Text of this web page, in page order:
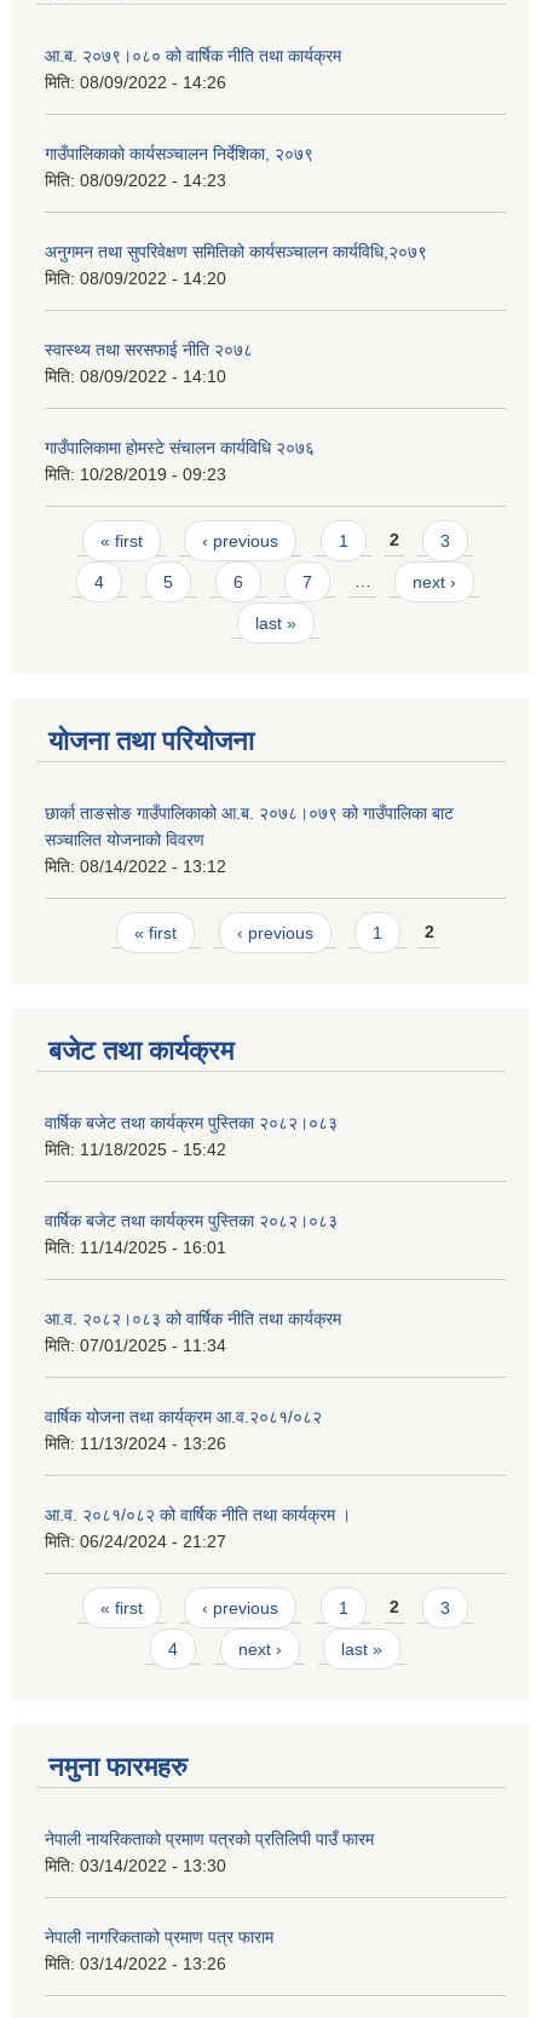
आ.ब. २०७९।०८० को वार्षिक नीति तथा कार्यक्रम
मिति: 08/09/2022 - 14:26
गाउँपालिकाको कार्यसञ्चालन निर्देशिका, २०७९
मिति: 08/09/2022 - 14:23
अनुगमन तथा सुपरिवेक्षण समितिको कार्यसञ्चालन कार्यविधि,२०७९
मिति: 08/09/2022 - 14:20
स्वास्थ्य तथा सरसफाई नीति २०७८
मिति: 08/09/2022 - 14:10
गाउँपालिकामा होमस्टे संचालन कार्यविधि २०७६
मिति: 10/28/2019 - 09:23
Pages
« first ‹ previous 1 2 3
4 5 6 7 … next ›
last »
योजना तथा परियोजना
छार्का ताङसोङ गाउँपालिकाको आ.ब. २०७८।०७९ को गाउँपालिका बाट
सञ्चालित योजनाको विवरण
मिति: 08/14/2022 - 13:12
Pages« first ‹ previous 1 2
बजेट तथा कार्यक्रम
वार्षिक बजेट तथा कार्यक्रम पुस्तिका २०८२।०८३
मिति: 11/18/2025 - 15:42
वार्षिक बजेट तथा कार्यक्रम पुस्तिका २०८२।०८३
मिति: 11/14/2025 - 16:01
आ.व. २०८२।०८३ को वार्षिक नीति तथा कार्यक्रम
मिति: 07/01/2025 - 11:34
वार्षिक योजना तथा कार्यक्रम आ.व.२०८१/०८२
मिति: 11/13/2024 - 13:26
आ.व. २०८१/०८२ को वार्षिक नीति तथा कार्यक्रम ।
मिति: 06/24/2024 - 21:27
Pages
« first ‹ previous 1 2 3
4 next › last »
नमुना फारमहरु
नेपाली नायरिकताको प्रमाण पत्रको प्रतिलिपी पाउँ फारम
मिति: 03/14/2022 - 13:30
नेपाली नागरिकताको प्रमाण पत्र फाराम
मिति: 03/14/2022 - 13:26